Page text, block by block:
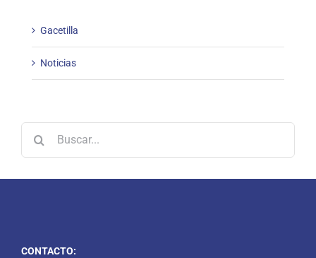
Gacetilla
Noticias
CONTACTO: